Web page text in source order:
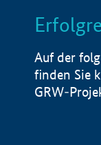
LISTE
Auf der
finden Sie
GRW-